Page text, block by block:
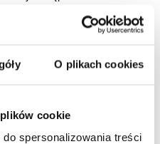
O plikach cookies
cookie
spersonalizowania treści
uczelnia może
dla użytkowników naszych
IT oferowane przez PCG